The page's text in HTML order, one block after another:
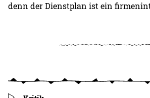
denn der Dienstplan ist ein